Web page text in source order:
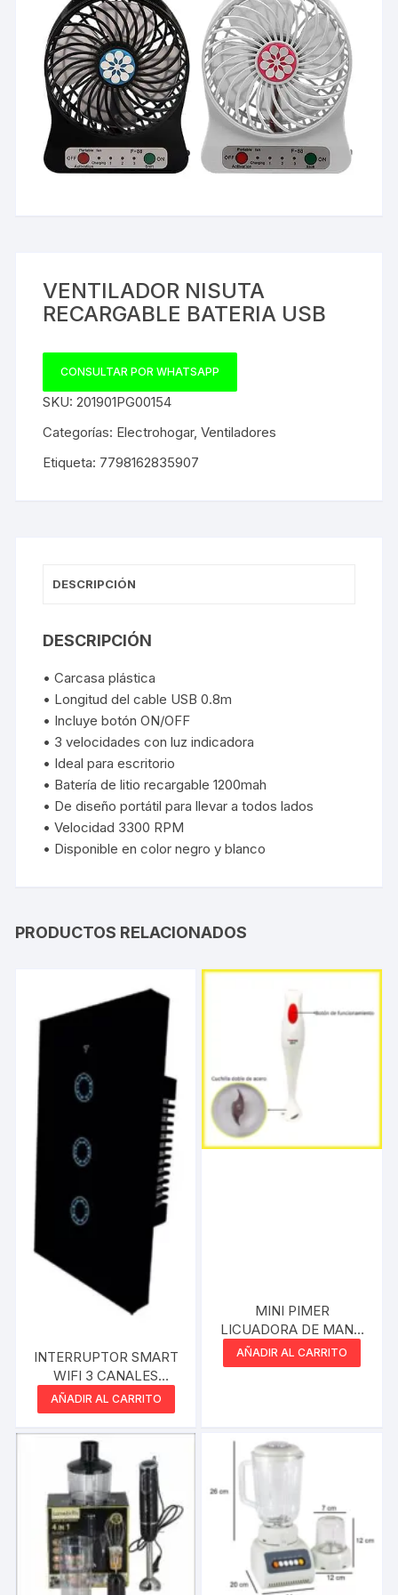
VENTILADOR NISUTA
RECARGABLE BATERIA USB
CONSULTAR POR WHATSAPP
SKU:201901PG00154
Categorías: Electrohogar,Ventiladores
Etiqueta: 7798162835907
DESCRIPCIÓN
DESCRIPCIÓN
• Carcasa plástica
• Longitud del cable USB 0.8m
• Incluye botón ON/OFF
• 3 velocidades con luz indicadora
• Ideal para escritorio
• Batería de litio recargable 1200mah
• De diseño portátil para llevar a todos lados
• Velocidad 3300 RPM
• Disponible en color negro y blanco
PRODUCTOS RELACIONADOS
INTERRUPTOR SMART
WIFI 3 CANALES
MACROLED NEGRO
AÑADIR AL CARRITO
MINI PIMER
LICUADORA DE MANO
SOVIO 300W BLANCO
AÑADIR AL CARRITO